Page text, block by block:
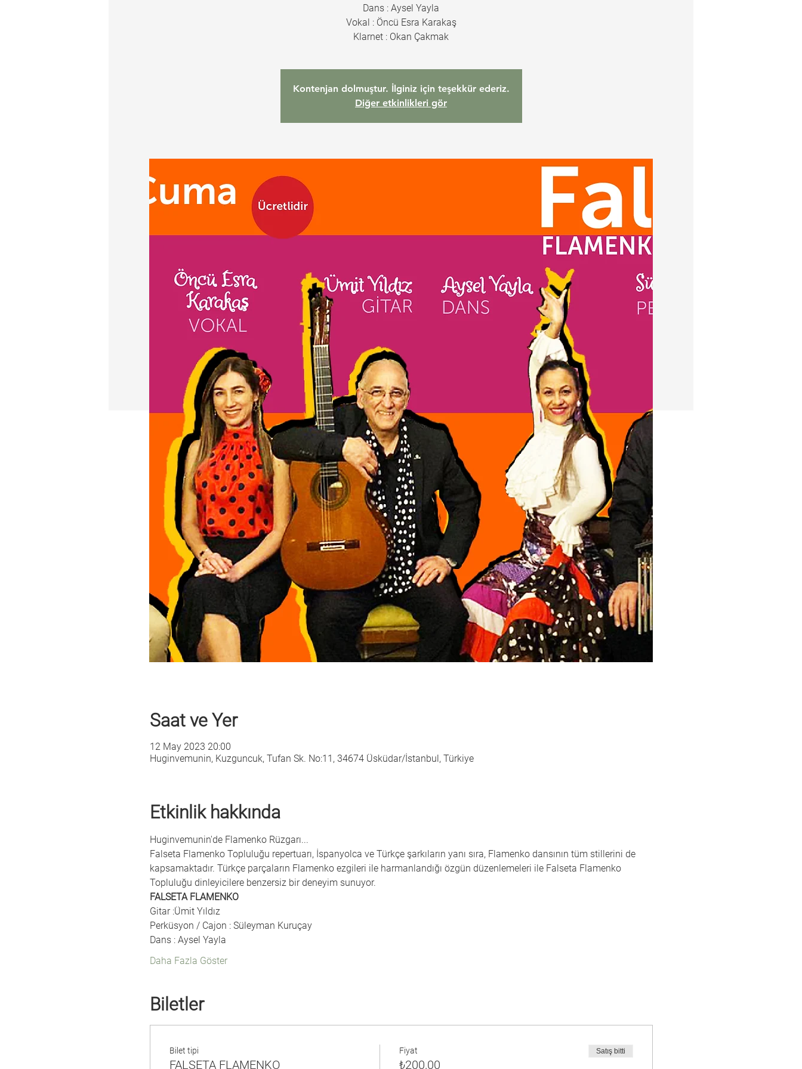
Dans : Aysel Yayla
Vokal : Öncü Esra Karakaş
Klarnet : Okan Çakmak
Kontenjan dolmuştur. İlginiz için teşekkür ederiz.
Diğer etkinlikleri gör
Saat ve Yer
12 May 2023 20:00
Huginvemunin, Kuzguncuk, Tufan Sk. No:11, 34674 Üsküdar/İstanbul, Türkiye
Etkinlik hakkında
Huginvemunin'de Flamenko Rüzgarı...
Falseta Flamenko Topluluğu repertuarı, İspanyolca ve Türkçe şarkıların yanı sıra, Flamenko dansının tüm stillerini de
kapsamaktadır. Türkçe parçaların Flamenko ezgileri ile harmanlandığı özgün düzenlemeleri ile Falseta Flamenko
Topluluğu dinleyicilere benzersiz bir deneyim sunuyor.
FALSETA FLAMENKO
Gitar :Ümit Yıldız
Perküsyon / Cajon : Süleyman Kuruçay
Dans : Aysel Yayla
Daha Fazla Göster
Biletler
Bilet tipi
FALSETA FLAMENKO
Fiyat
₺200,00
Satış bitti